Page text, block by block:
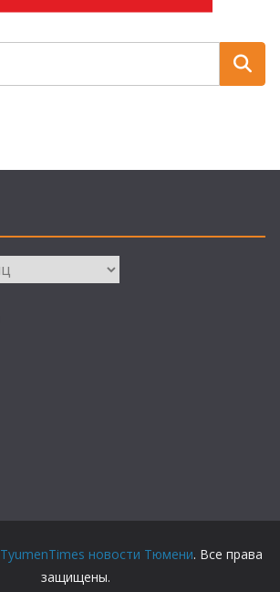
TyumenTimes новости Тюмени. Все права
защищены.